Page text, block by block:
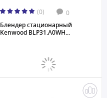
(0) 0
Блендер стационарный
Kenwood BLP31.A0WH...